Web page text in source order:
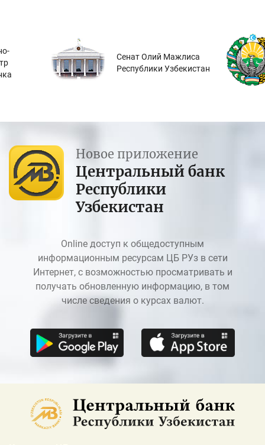
Сенат Олий Мажлиса
Республики Узбекистан
Новое приложение
Центральный банк
Республики
Узбекистан
Online доступ к общедоступным
информационным ресурсам ЦБ РУз в сети
Интернет, с возможностью просматривать и
получать обновленную информацию, в том
числе сведения о курсах валют.